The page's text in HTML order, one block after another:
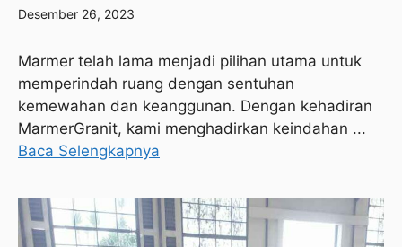
Desember 26, 2023
Marmer telah lama menjadi pilihan utama untuk
memperindah ruang dengan sentuhan
kemewahan dan keanggunan. Dengan kehadiran
MarmerGranit, kami menghadirkan keindahan ...
Baca Selengkapnya